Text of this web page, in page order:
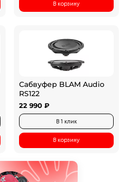
В корзину
Сабвуфер BLAM Audio
RS122
22 990 ₽
В 1 клик
В корзину